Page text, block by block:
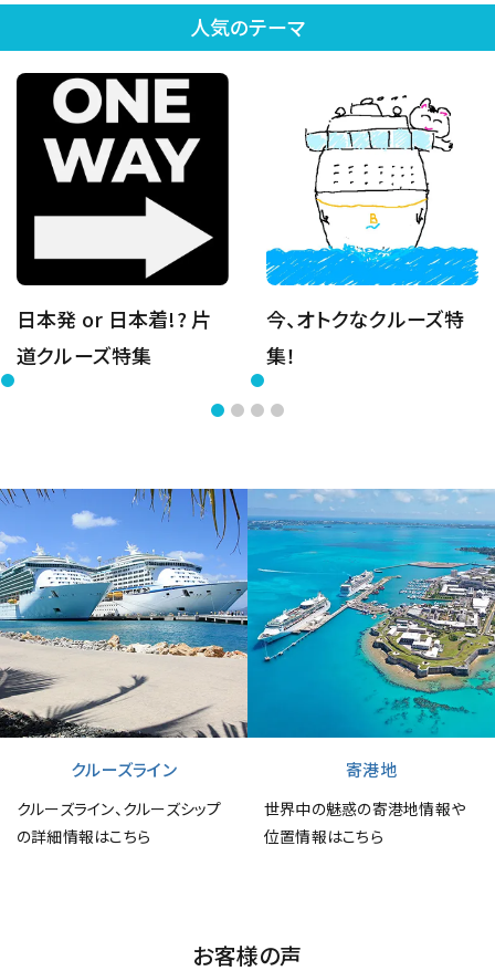
人気のテーマ
日本発 or 日本着!? 片
道クルーズ特集
今、オトクなクルーズ特
集！
クルーズライン
クルーズライン、クルーズシップ
の詳細情報はこちら
寄港地
世界中の魅惑の寄港地情報や
位置情報はこちら
お客様の声